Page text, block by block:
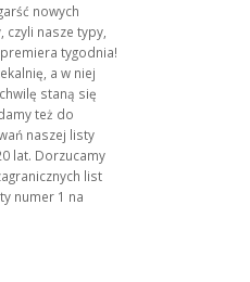
nowych
nasze typy,
tygodnia!
a w niej
staną się
też do
naszej listy
lat. Dorzucamy
list
numer 1 na